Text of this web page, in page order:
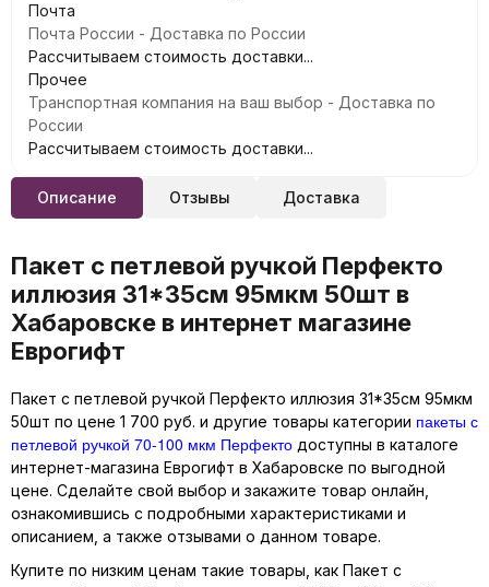
Почта
Почта России - Доставка по России
Рассчитываем стоимость доставки...
Прочее
Транспортная компания на ваш выбор - Доставка по
России
Рассчитываем стоимость доставки...
Описание Отзывы Доставка
Пакет с петлевой ручкой Перфекто
иллюзия 31*35см 95мкм 50шт в
Хабаровске в интернет магазине
Еврогифт
Пакет с петлевой ручкой Перфекто иллюзия 31*35см 95мкм
50шт по цене 1 700 руб. и другие товары категории пакеты с
петлевой ручкой 70-100 мкм Перфекто доступны в каталоге
интернет-магазина Еврогифт в Хабаровске по выгодной
цене. Сделайте свой выбор и закажите товар онлайн,
ознакомившись с подробными характеристиками и
описанием, а также отзывами о данном товаре.
Купите по низким ценам такие товары, как Пакет с